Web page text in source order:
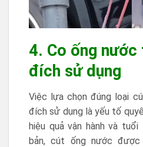
4. Co ống nước
đích sử dụng
Việc lựa chọn đúng loại
đích sử dụng là yếu tố
hiệu quả vận hành và
bản, cút ống nước được